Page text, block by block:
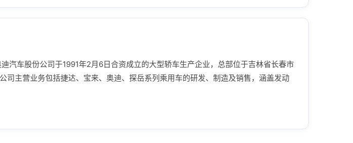
车股份公司于1991年2月6日合资成立的大型轿车生产企业，总部位于吉林省长春市
主营业务包括捷达、宝来、奥迪、探岳系列乘用车的研发、制造及销售，涵盖发动